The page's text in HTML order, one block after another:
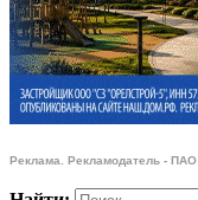
Реклама. Рекламодатель - ПАО